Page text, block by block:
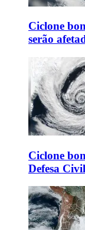
Ciclone
serão
Ciclone
Defesa